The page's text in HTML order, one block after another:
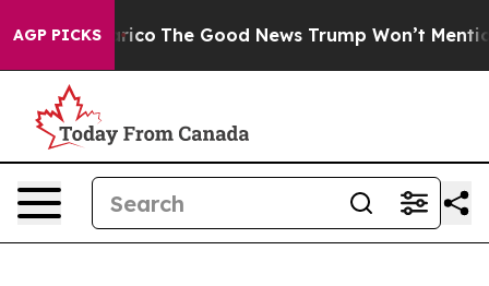
AGP PICKS
Talarico The Good News Trump Won’t Mention: